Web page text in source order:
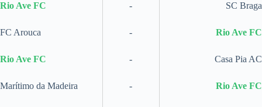
Rio Ave FC - SC Braga
FC Arouca - Rio Ave FC
Rio Ave FC - Casa Pia AC
Marítimo da Madeira - Rio Ave FC